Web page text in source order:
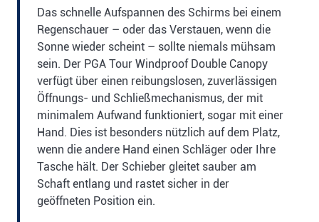
Das schnelle Aufspannen des Schirms bei einem
Regenschauer – oder das Verstauen, wenn die
Sonne wieder scheint – sollte niemals mühsam
sein. Der PGA Tour Windproof Double Canopy
verfügt über einen reibungslosen, zuverlässigen
Öffnungs- und Schließmechanismus, der mit
minimalem Aufwand funktioniert, sogar mit einer
Hand. Dies ist besonders nützlich auf dem Platz,
wenn die andere Hand einen Schläger oder Ihre
Tasche hält. Der Schieber gleitet sauber am
Schaft entlang und rastet sicher in der
geöffneten Position ein.